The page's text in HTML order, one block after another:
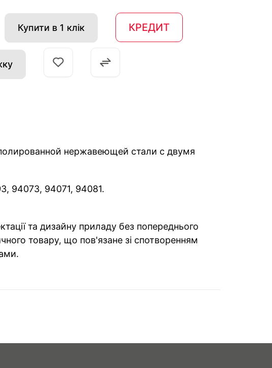
Купити в 1 клік КРЕДИТ
нержавеющей стали с двумя
94073, 94071, 94081.
та дизайну приладу без попереднього
товару, що пов'язане зі спотворенням